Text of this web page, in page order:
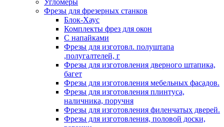
Угломеры
Фрезы для фрезерных станков
Блок-Хаус
Комплекты фрез для окон
С напайками
Фрезы для изготовл. полуштапа
,полугалтелей, г
Фрезы для изготовления дверного штапика,
багет
Фрезы для изготовления мебельных фасадов.
Фрезы для изготовления плинтуса,
наличника, поручня
Фрезы для изготовления филенчатых дверей.
Фрезы для изготовления, половой доски,